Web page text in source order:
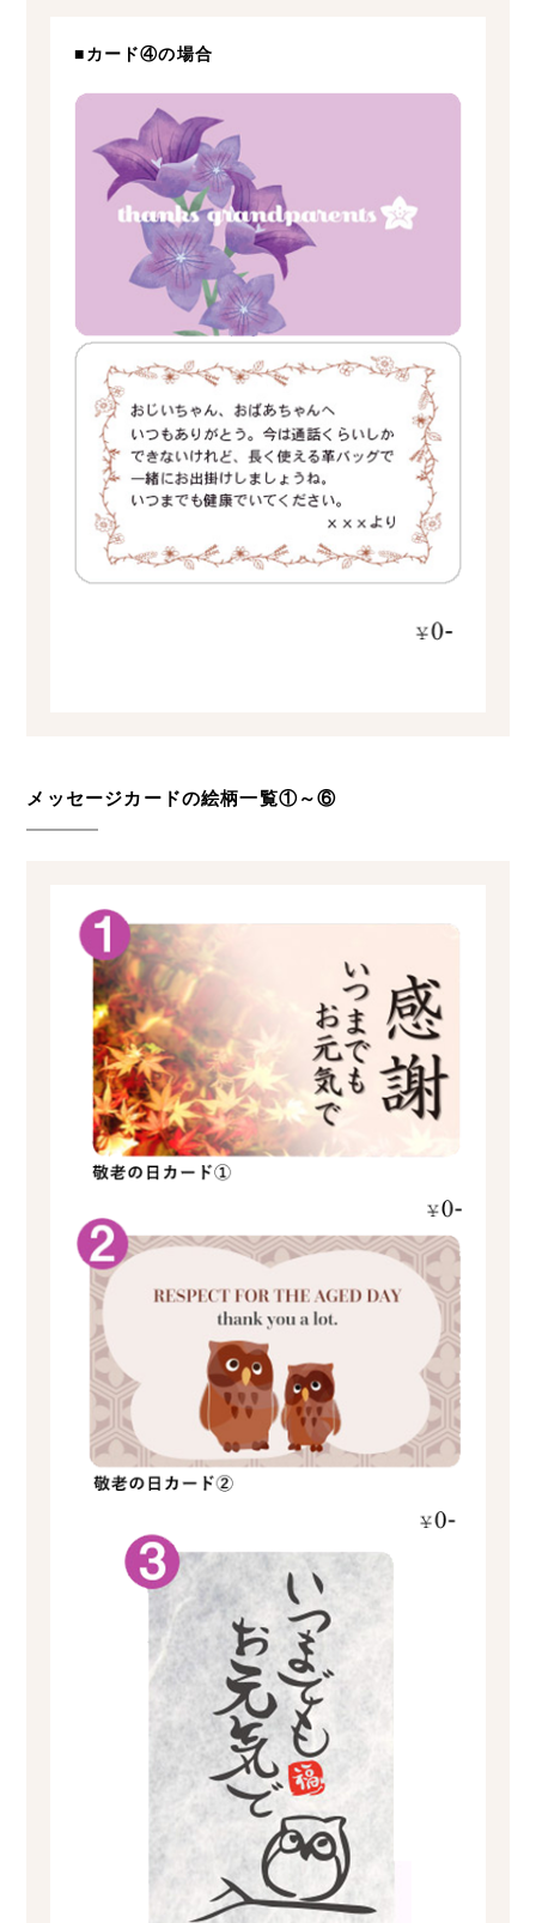
■カード④の場合
メッセージカードの絵柄一覧①～⑥